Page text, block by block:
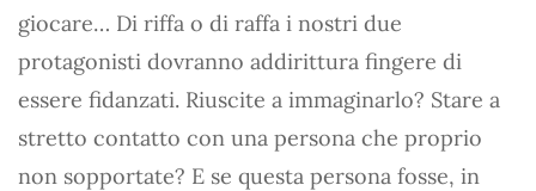
giocare… Di riffa o di raffa i nostri due
protagonisti dovranno addirittura fingere di
essere fidanzati. Riuscite a immaginarlo? Stare a
stretto contatto con una persona che proprio
non sopportate? E se questa persona fosse, in